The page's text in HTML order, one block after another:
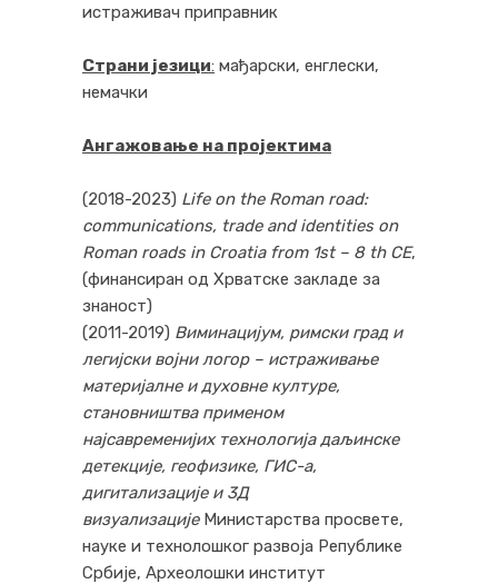
истраживач приправник
Страни језици: мађарски, енглески,
немачки
Ангажовање на пројектима
(2018-2023) Life on the Roman road:
communications, trade and identities on
Roman roads in Croatia from 1st – 8 th CE,
(финансиран од Хрватске закладе за
знаност)
(2011-2019) Виминацијум, римски град и
легијски војни логор – истраживање
материјалне и духовне културе,
становништва применом
најсавременијих технологија даљинске
детекције, геофизике, ГИС-а,
дигитализације и 3Д
визуализацијеМинистарства просвете,
науке и технолошког развоја Републике
Србије, Археолошки институт